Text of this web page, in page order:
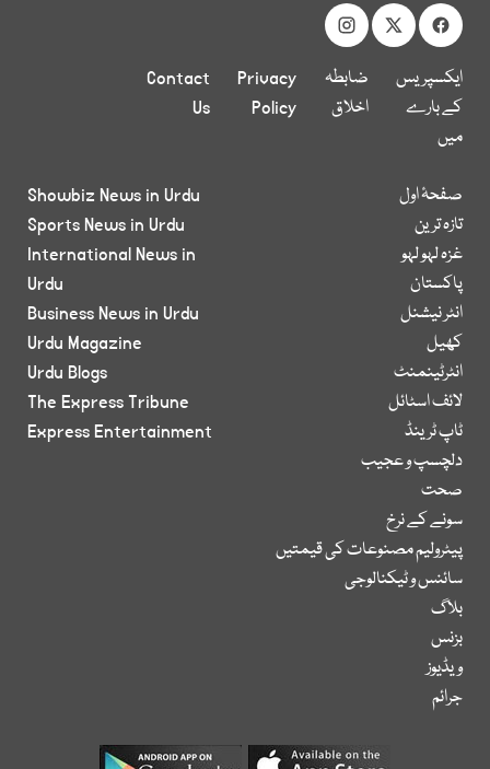
ایکسپریس
کے بارے
میں
ضابطہ
اخلاق
Privacy
Policy
Contact
Us
صفحۂ اول
تازہ ترین
غزہ لہو لہو
پاکستان
انٹر نیشنل
کھیل
انٹرٹینمنٹ
لائف اسٹائل
ٹاپ ٹرینڈ
دلچسپ و عجیب
صحت
سونے کے نرخ
پیٹرولیم مصنوعات کی قیمتیں
سائنس و ٹیکنالوجی
بلاگ
بزنس
ویڈیوز
جرائم
Showbiz News in Urdu
Sports News in Urdu
International News in
Urdu
Business News in Urdu
Urdu Magazine
Urdu Blogs
The Express Tribune
Express Entertainment